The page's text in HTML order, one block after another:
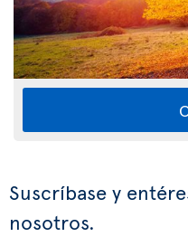
Suscríbase y
nosotros.